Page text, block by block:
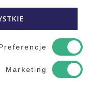
Marketing